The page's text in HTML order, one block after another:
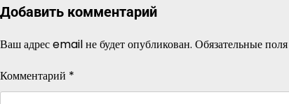
Добавить комментарий
Ваш адрес email не будет опубликован. Обязательные
Комментарий *